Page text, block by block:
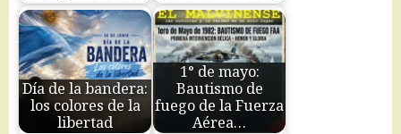
Día de la bandera:
los colores de la
libertad
1° de mayo:
Bautismo de
fuego de la Fuerza
Aérea…